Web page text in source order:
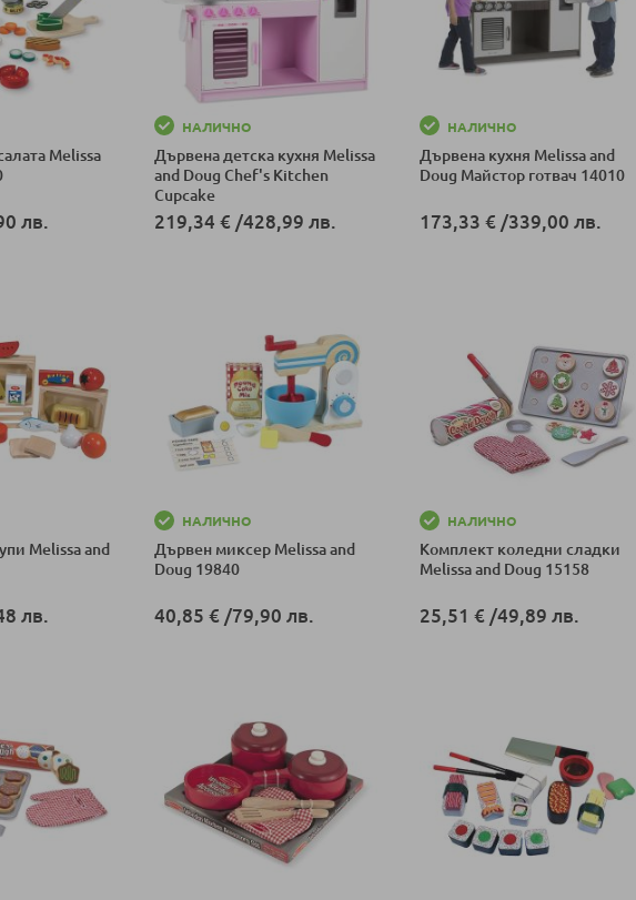
Melissa
лв.
НАЛИЧНО
Дървена детска кухня Melissa
and Doug Chef's Kitchen
Cupcake
219,34 € /428,99 лв.
НАЛИЧНО
Дървена кухня Melissa and
Doug Майстор готвач 14010
173,33 € /339,00 лв.
Melissa and
лв.
НАЛИЧНО
Дървен миксер Melissa and
Doug 19840
40,85 € /79,90 лв.
НАЛИЧНО
Комплект коледни сладки
Melissa and Doug 15158
25,51 € /49,89 лв.